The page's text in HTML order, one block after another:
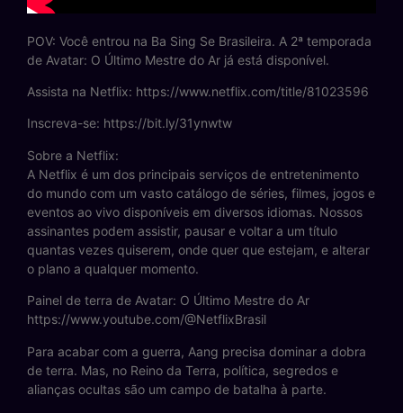
POV: Você entrou na Ba Sing Se Brasileira. A 2ª temporada
de Avatar: O Último Mestre do Ar já está disponível.
Assista na Netflix: https://www.netflix.com/title/81023596
Inscreva-se: https://bit.ly/31ynwtw
Sobre a Netflix:
A Netflix é um dos principais serviços de entretenimento
do mundo com um vasto catálogo de séries, filmes, jogos e
eventos ao vivo disponíveis em diversos idiomas. Nossos
assinantes podem assistir, pausar e voltar a um título
quantas vezes quiserem, onde quer que estejam, e alterar
o plano a qualquer momento.
Painel de terra de Avatar: O Último Mestre do Ar
https://www.youtube.com/@NetflixBrasil
Para acabar com a guerra, Aang precisa dominar a dobra
de terra. Mas, no Reino da Terra, política, segredos e
alianças ocultas são um campo de batalha à parte.